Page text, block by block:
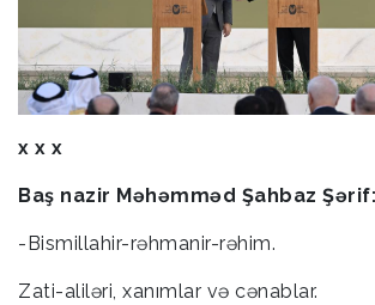
x x x
Baş nazir Məhəmməd Şahbaz Şərif:
-Bismillahir-rəhmanir-rəhim.
Zati-aliləri, xanımlar və cənablar.